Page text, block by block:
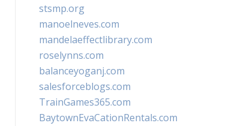
stsmp.org
manoelneves.com
mandelaeffectlibrary.com
roselynns.com
balanceyoganj.com
salesforceblogs.com
TrainGames365.com
BaytownEvaCationRentals.com